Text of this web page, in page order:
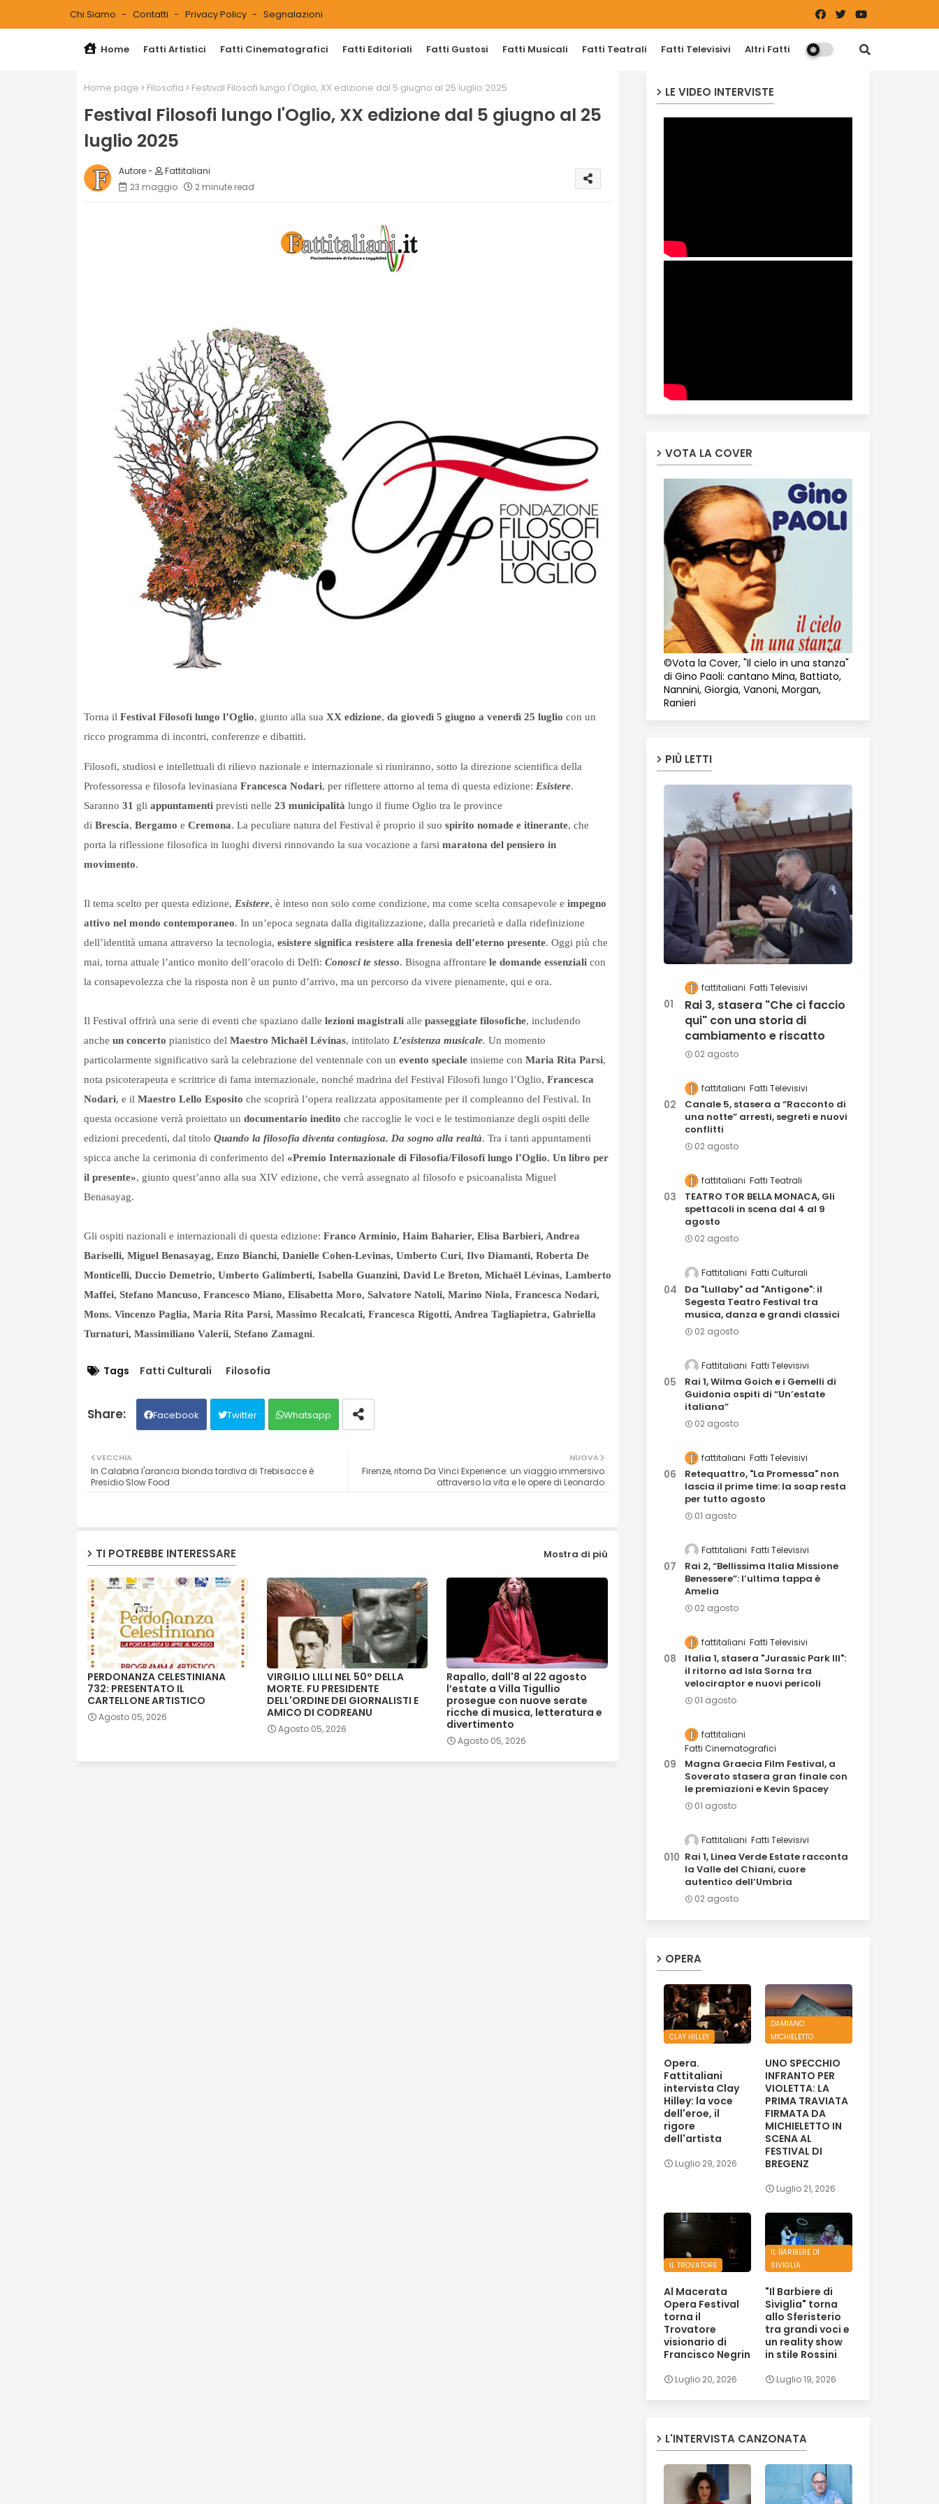
Chi Siamo Contatti Privacy Policy Segnalazioni
Home Fatti Artistici Fatti Cinematografici Fatti Editoriali Fatti Gustosi Fatti Musicali Fatti Teatrali Fatti Televisivi Altri Fatti
Home page Filosofia Festival Filosofi lungo l'Oglio, XX edizione dal 5 giugno al 25 luglio 2025
Festival Filosofi lungo l'Oglio, XX edizione dal 5 giugno al 25
luglio 2025
Fattitaliani
23 maggio
2 minute read
Torna il Festival Filosofi lungo l’Oglio, giunto alla sua XX edizione, da giovedì 5 giugno a venerdì 25 luglio con un
ricco programma di incontri, conferenze e dibattiti.
Filosofi, studiosi e intellettuali di rilievo nazionale e internazionale si riuniranno, sotto la direzione scientifica della
Professoressa e filosofa levinasiana Francesca Nodari, per riflettere attorno al tema di questa edizione: Esistere.
Saranno 31 gli appuntamentiprevisti nelle 23 municipalità lungo il fiume Oglio tra le province
di Brescia, Bergamo e Cremona. La peculiare natura del Festival è proprio il suo spirito nomade e itinerante, che
porta la riflessione filosofica in luoghi diversi rinnovando la sua vocazione a farsi maratona del pensiero in
movimento.
Il tema scelto per questa edizione, Esistere, è inteso non solo come condizione, ma come scelta consapevole e impegno
attivo nel mondo contemporaneo. In un’epoca segnata dalla digitalizzazione, dalla precarietà e dalla ridefinizione
dell’identità umana attraverso la tecnologia, esistere significa resistere alla frenesia dell’eterno presente. Oggi più che
mai, torna attuale l’antico monito dell’oracolo di Delfi: Conosci te stesso. Bisogna affrontare le domande essenziali con
la consapevolezza che la risposta non è un punto d’arrivo, ma un percorso da vivere pienamente, qui e ora.
Il Festival offrirà una serie di eventi che spaziano dalle lezioni magistralialle passeggiate filosofiche, includendo
anche un concerto pianistico del Maestro Michaël Lévinas, intitolato L’esistenza musicale. Un momento
particolarmente significativo sarà la celebrazione del ventennale con un evento specialeinsieme con Maria Rita Parsi,
nota psicoterapeuta e scrittrice di fama internazionale, nonché madrina del Festival Filosofi lungo l’Oglio, Francesca
Nodari, e il Maestro Lello Esposito che scoprirà l’opera realizzata appositamente per il compleanno del Festival. In
questa occasione verrà proiettato un documentario inedito che raccoglie le voci e le testimonianze degli ospiti delle
edizioni precedenti, dal titolo Quando la filosofia diventa contagiosa. Da sogno alla realtà. Tra i tanti appuntamenti
spicca anche la cerimonia di conferimento del «Premio Internazionale di Filosofia/Filosofi lungo l’Oglio. Un libro per
il presente», giunto quest’anno alla sua XIV edizione, che verrà assegnato al filosofo e psicoanalista Miguel
Benasayag.
Gli ospiti nazionali e internazionali di questa edizione: Franco Arminio, Haim Baharier, Elisa Barbieri, Andrea
Bariselli, Miguel Benasayag, Enzo Bianchi, Danielle Cohen-Levinas, Umberto Curi, Ilvo Diamanti, Roberta De
Monticelli, Duccio Demetrio, Umberto Galimberti, Isabella Guanzini, David Le Breton, Michaël Lévinas, Lamberto
Maffei, Stefano Mancuso, Francesco Miano, Elisabetta Moro, Salvatore Natoli, Marino Niola, Francesca Nodari,
Mons. Vincenzo Paglia, Maria Rita Parsi, Massimo Recalcati, Francesca Rigotti, Andrea Tagliapietra, Gabriella
Turnaturi, Massimiliano Valerii, Stefano Zamagni.
Tags Fatti Culturali Filosofia
Facebook Twitter Whatsapp
NUOVA
Firenze, ritorna Da Vinci Experience: un viaggio immersivo
attraverso la vita e le opere di Leonardo
VECCHIA
In Calabria l'arancia bionda tardiva di Trebisacce è
Presidio Slow Food
TI POTREBBE INTERESSARE Mostra di più
PERDONANZA CELESTINIANA
732: PRESENTATO IL
CARTELLONE ARTISTICO
Agosto 05, 2026
VIRGILIO LILLI NEL 50° DELLA
MORTE. FU PRESIDENTE
DELL'ORDINE DEI GIORNALISTI E
AMICO DI CODREANU
Agosto 05, 2026
Rapallo, dall'8 al 22 agosto
l’estate a Villa Tigullio
prosegue con nuove serate
ricche di musica, letteratura e
divertimento
Agosto 05, 2026
LE VIDEO INTERVISTE
VOTA LA COVER
©Vota la Cover, "Il cielo in una stanza"
di Gino Paoli: cantano Mina, Battiato,
Nannini, Giorgia, Vanoni, Morgan,
Ranieri
PIÙ LETTI
fattitaliani Fatti Televisivi
Rai 3, stasera "Che ci faccio
qui" con una storia di
cambiamento e riscatto
02 agosto
fattitaliani Fatti Televisivi
Canale 5, stasera a “Racconto di
una notte” arresti, segreti e nuovi
conflitti
02 agosto
fattitaliani Fatti Teatrali
TEATRO TOR BELLA MONACA, Gli
spettacoli in scena dal 4 al 9
agosto
02 agosto
Fattitaliani Fatti Culturali
Da "Lullaby" ad "Antigone": il
Segesta Teatro Festival tra
musica, danza e grandi classici
02 agosto
Fattitaliani Fatti Televisivi
Rai 1, Wilma Goich e i Gemelli di
Guidonia ospiti di “Un’estate
italiana”
02 agosto
fattitaliani Fatti Televisivi
Retequattro, "La Promessa" non
lascia il prime time: la soap resta
per tutto agosto
01 agosto
Fattitaliani Fatti Televisivi
Rai 2, “Bellissima Italia Missione
Benessere”: l’ultima tappa è
Amelia
02 agosto
fattitaliani Fatti Televisivi
Italia 1, stasera "Jurassic Park III":
il ritorno ad Isla Sorna tra
velociraptor e nuovi pericoli
01 agosto
fattitaliani
Fatti Cinematografici
Magna Graecia Film Festival, a
Soverato stasera gran finale con
le premiazioni e Kevin Spacey
01 agosto
Fattitaliani Fatti Televisivi
Rai 1, Linea Verde Estate racconta
la Valle del Chiani, cuore
autentico dell’Umbria
02 agosto
OPERA
CLAY HILLEY
Opera.
Fattitaliani
intervista Clay
Hilley: la voce
dell'eroe, il
rigore
dell'artista
Luglio 29, 2026
DAMIANO
MICHIELETTO
UNO SPECCHIO
INFRANTO PER
VIOLETTA: LA
PRIMA TRAVIATA
FIRMATA DA
MICHIELETTO IN
SCENA AL
FESTIVAL DI
BREGENZ
Luglio 21, 2026
IL TROVATORE
Al Macerata
Opera Festival
torna il
Trovatore
visionario di
Francisco Negrin
Luglio 20, 2026
IL BARBIERE DI
SIVIGLIA
"Il Barbiere di
Siviglia" torna
allo Sferisterio
tra grandi voci e
un reality show
in stile Rossini
Luglio 19, 2026
L'INTERVISTA CANZONATA